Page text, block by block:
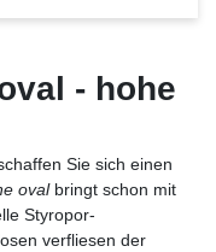
- hohe
Sie sich einen
ovalbringt schon mit
Styropor-
verfliesen der